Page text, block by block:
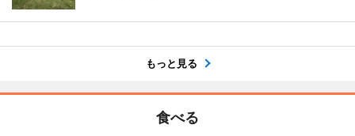
もっと見る
食べる